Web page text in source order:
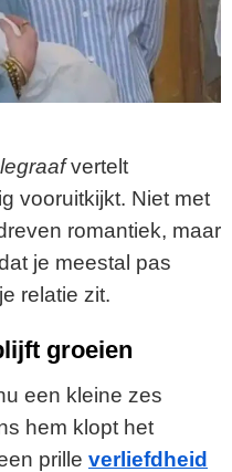
vertelt
vooruitkijkt. Niet met
romantiek, maar
je meestal pas
relatie zit.
groeien
een kleine zes
hem klopt het
prille verliefdheid